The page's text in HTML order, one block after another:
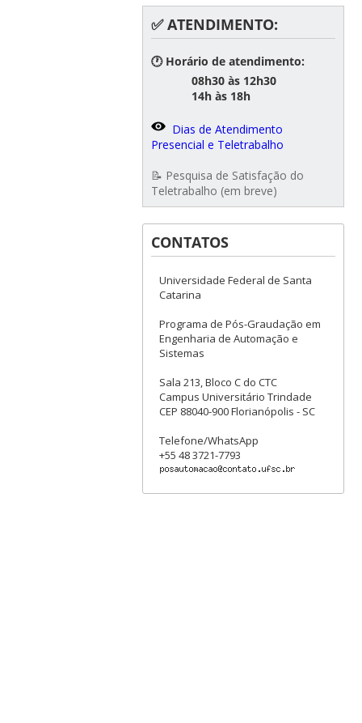
✅ ATENDIMENTO:
🕐 Horário de atendimento:
08h30 às 12h30
14h às 18h
Dias de Atendimento
Presencial e Teletrabalho
📝 Pesquisa de Satisfação do
Teletrabalho (em breve)
CONTATOS
Universidade Federal de Santa
Catarina
Programa de Pós-Graudação em
Engenharia de Automação e
Sistemas
Sala 213, Bloco C do CTC
Campus Universitário Trindade
CEP 88040-900 Florianópolis - SC
Telefone/WhatsApp
+55 48 3721-7793